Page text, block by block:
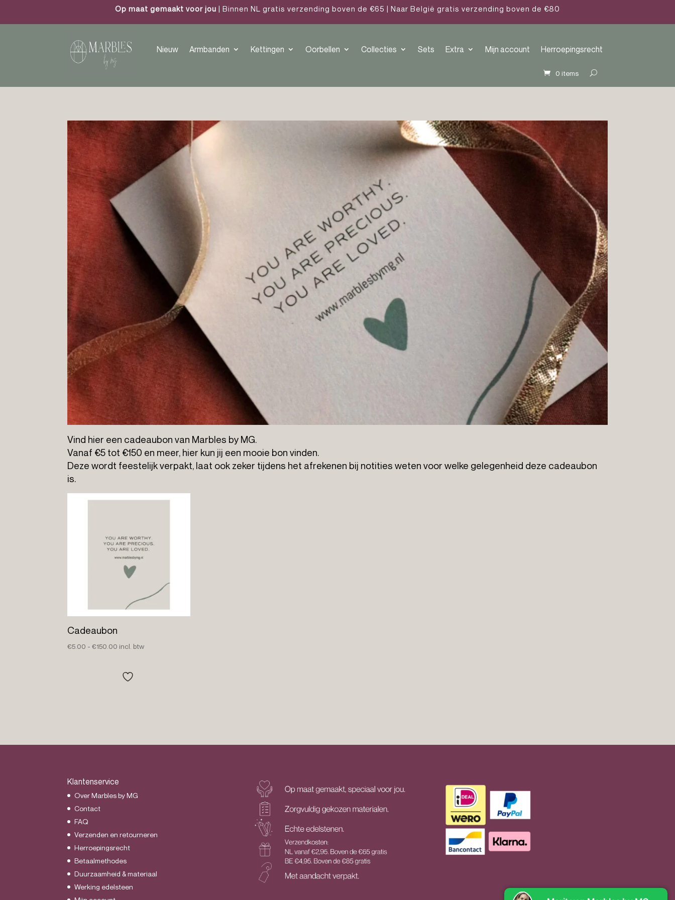
Op maat gemaakt voor jou | Binnen NL gratis verzending boven de €65 | Naar België gratis verzending boven de €80
Nieuw Armbanden Kettingen Oorbellen Collecties Sets Extra Mijn account Herroepingsrecht
0 items
Vind hier een cadeaubon van Marbles by MG.
Vanaf €5 tot €150 en meer, hier kun jij een mooie bon vinden.
Deze wordt feestelijk verpakt, laat ook zeker tijdens het afrekenen bij notities weten voor welke gelegenheid deze cadeaubon
is.
Cadeaubon
€5.00 - €150.00 Prijsklasse:
tot
incl. btw
Klantenservice
Over Marbles by MG
Contact
FAQ
Verzenden en retourneren
Herroepingsrecht
Betaalmethodes
Duurzaamheid & materiaal
Werking edelsteen